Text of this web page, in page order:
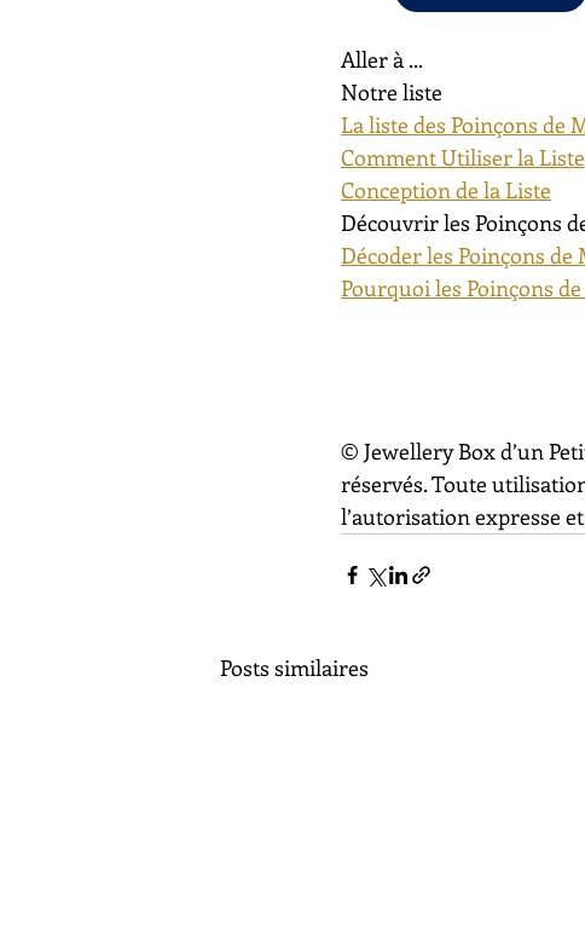
Aller à ...
Notre liste
La liste des Poinçons de
Comment Utiliser la Liste
Conception de la Liste
Découvrir les Poinçons
Décoder les Poinçons de
Pourquoi les Poinçons
© Jewellery Box d’un
réservés. Toute
l’autorisation expresse
Posts similaires